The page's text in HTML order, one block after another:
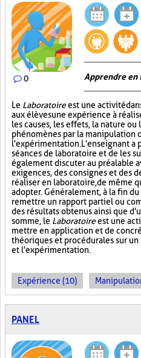
0 Apprendre en
Le Laboratoireest une activité
aux élèves une expérience à
les causes, les effets, la nature
phénomènes par la manipulation
l'expérimentation. L'enseignant a
séances de laboratoire et de les
également discuter au préalable
exigences, des consignes et des
réaliser en laboratoire, de même
adopter. Généralement, à la fin du
remettre un rapport partiel ou
des résultats obtenus ainsi que
somme, le Laboratoireest une
mettre en application et de
théoriques et procédurales sur
et l'expérimentation.
Expérience (10)
PANEL